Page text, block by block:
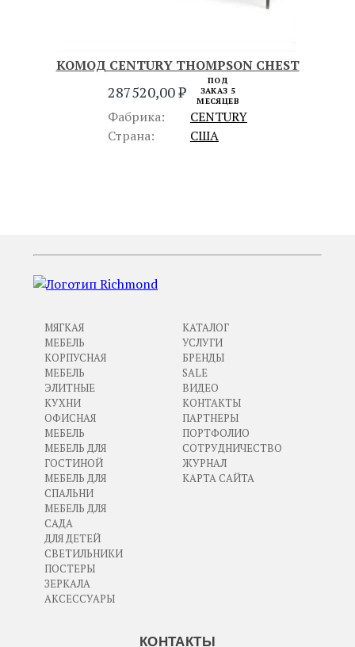
КОМОД CENTURY THOMPSON CHEST
287520,00₽
ПОД
ЗАКАЗ 5
МЕСЯЦЕВ
Фабрика:
CENTURY
Страна:
США
МЯГКАЯ
МЕБЕЛЬ
КОРПУСНАЯ
МЕБЕЛЬ
ЭЛИТНЫЕ
КУХНИ
ОФИСНАЯ
МЕБЕЛЬ
МЕБЕЛЬ ДЛЯ
ГОСТИНОЙ
МЕБЕЛЬ ДЛЯ
СПАЛЬНИ
МЕБЕЛЬ ДЛЯ
САДА
ДЛЯ ДЕТЕЙ
СВЕТИЛЬНИКИ
ПОСТЕРЫ
ЗЕРКАЛА
АКСЕССУАРЫ
КАТАЛОГ
УСЛУГИ
БРЕНДЫ
SALE
ВИДЕО
КОНТАКТЫ
ПАРТНЕРЫ
ПОРТФОЛИО
СОТРУДНИЧЕСТВО
ЖУРНАЛ
КАРТА САЙТА
КОНТАКТЫ